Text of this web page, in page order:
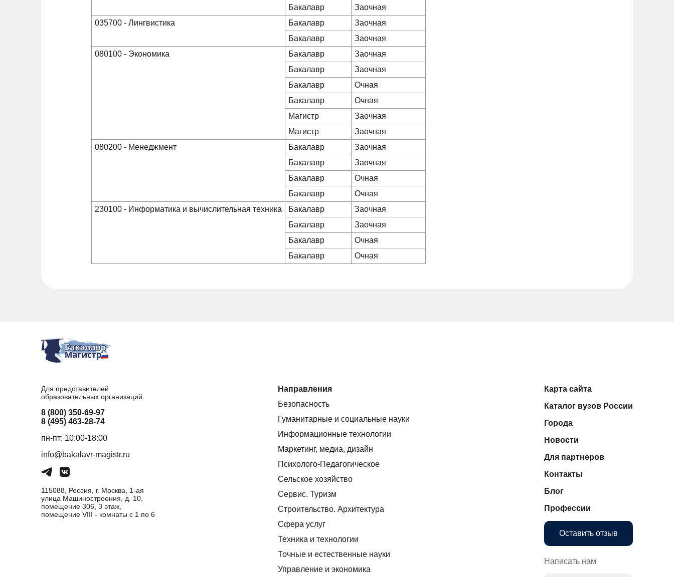
Бакалавр
Заочная
035700 - Лингвистика
Бакалавр
Заочная
Бакалавр
Заочная
080100 - Экономика
Бакалавр
Заочная
Бакалавр
Заочная
Бакалавр
Очная
Бакалавр
Очная
Магистр
Заочная
Магистр
Заочная
080200 - Менеджмент
Бакалавр
Заочная
Бакалавр
Заочная
Бакалавр
Очная
Бакалавр
Очная
230100 - Информатика и вычислительная техника
Бакалавр
Заочная
Бакалавр
Заочная
Бакалавр
Очная
Бакалавр
Очная
Для представителей
образовательных организаций:
8 (800) 350-69-97
8 (495) 463-28-74
пн-пт: 10:00-18:00
info@bakalavr-magistr.ru
115088, Россия, г. Москва, 1-ая
улица Машиностроения, д. 10,
помещение 306, 3 этаж,
помещение VIII - комнаты с 1 по 6
Направления
Безопасность
Гуманитарные и социальные науки
Информационные технологии
Маркетинг, медиа, дизайн
Психолого-Педагогическое
Сельское хозяйство
Сервис. Туризм
Строительство. Архитектура
Сфера услуг
Техника и технологии
Точные и естественные науки
Управление и экономика
Карта сайта
Каталог вузов России
Города
Новости
Для партнеров
Контакты
Блог
Профессии
Оставить отзыв
Написать нам